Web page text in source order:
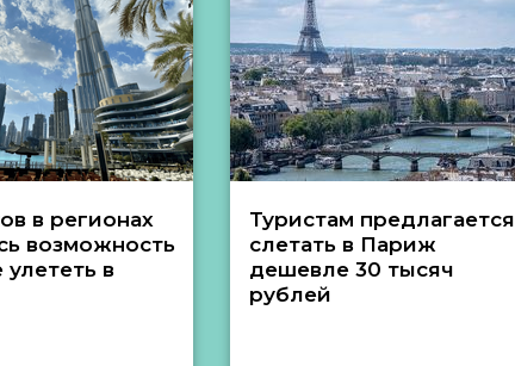
в регионах
возможность
в
Туристам предлагается
слетать в Париж
дешевле 30 тысяч
рублей